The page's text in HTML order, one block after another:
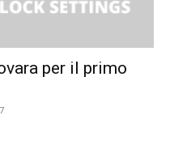
per il primo